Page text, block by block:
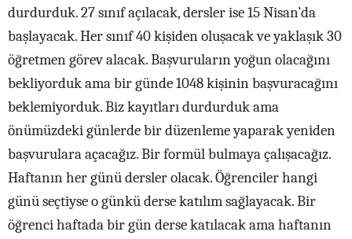
durdurduk. 27 sınıf açılacak, dersler ise 15 Nisan’da
başlayacak. Her sınıf 40 kişiden oluşacak ve yaklaşık 30
öğretmen görev alacak. Başvuruların yoğun olacağını
bekliyorduk ama bir günde 1048 kişinin başvuracağını
beklemiyorduk. Biz kayıtları durdurduk ama
önümüzdeki günlerde bir düzenleme yaparak yeniden
başvurulara açacağız. Bir formül bulmaya çalışacağız.
Haftanın her günü dersler olacak. Öğrenciler hangi
günü seçtiyse o günkü derse katılım sağlayacak. Bir
öğrenci haftada bir gün derse katılacak ama haftanın